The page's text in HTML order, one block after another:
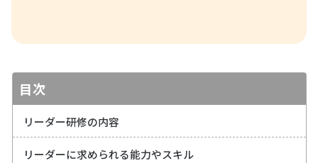
目次
リーダー研修の内容
リーダーに求められる能力やスキル